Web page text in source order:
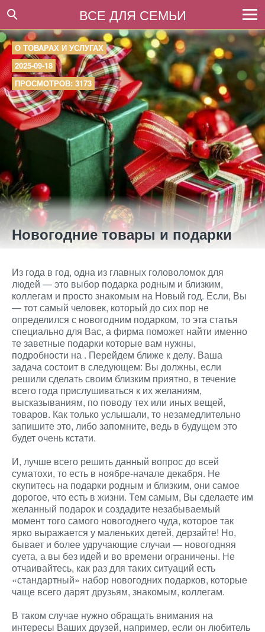
ВСЕ ДЛЯ СЕМЬИ
О ТОВАРАХ И УСЛУГАХ
2025-09-18
ПРОСМОТРОВ: 3173
Новогодние товары и подарки
Из года в год, одна из главных головоломок для
людей — это выбор подарка родным и близким,
коллегам и просто знакомым на Новый год. Если, Вы
— тот самый человек, который до сих пор не
определился с новогодним подарком, то эта статья
специально для Вас, а фирма поможет найти именно
те заветные подарки которые вам нужны,
подробности на . Перейдем ближе к делу. Ваша
задача состоит в следующем: Вы должны, если
решили сделать своим близким приятно, в течение
всего года прислушиваться к их желаниям,
высказываниям, по поводу тех или иных вещей,
товаров. Как только услышали, то незамедлительно
запишите это, либо запомните, ведь в будущем это
будет очень кстати.
И, лучше всего решить данный вопрос до всей
суматохи, то есть в ноябре-начале декабря. Не
скупитесь на подарки родным и близким, они самое
дорогое, что есть в жизни. Тем самым, Вы сделаете им
желанный подарок и создадите незабываемый
момент того самого новогоднего чуда, которое так
ярко выражается у маленьких детей, дерзайте! Но,
бывает и более удручающие случаи — новогодняя
суета, а вы без идей и во времени ограничены. Не
отчаивайтесь, как раз для таких ситуаций есть
«стандартный» набор новогодних подарков, которые
чаще всего дарят друзьям, знакомым, коллегам.
В таком случае нужно обращать внимания на
интересы Ваших друзей, например, если он любитель